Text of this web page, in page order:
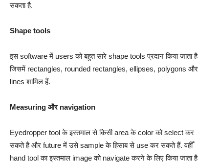
सकता है.
Shape tools
इस software में users को बहुत सारे shape tools प्रदान किया जाता है
जिसमें rectangles, rounded rectangles, ellipses, polygons और
lines शामिल हैं.
Measuring और navigation
Eyedropper tool के इस्तमाल से किसी area के color को select कर
सकते है और future में उसे sample के हिसाब से use कर सकते हैं. वहीँ
hand tool का इस्तमाल image को navigate करने के लिए किया जाता है